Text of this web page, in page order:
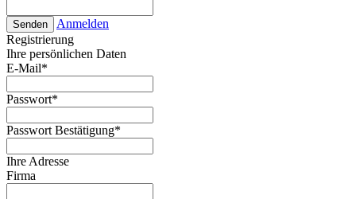
Senden
Anmelden
Registrierung
Ihre persönlichen Daten
E-Mail*
Passwort*
Passwort Bestätigung*
Ihre Adresse
Firma